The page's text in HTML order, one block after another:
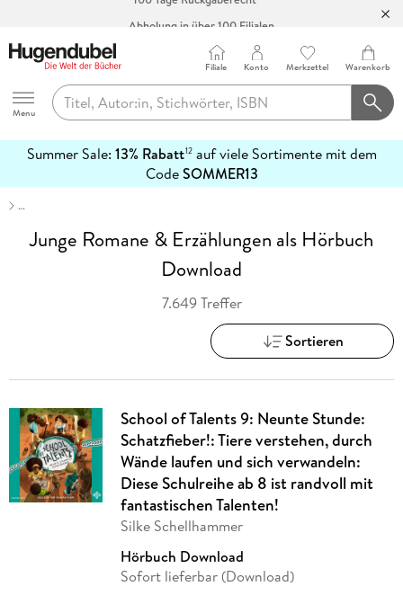
Hugendubel
Menu
Filiale Konto Merkzettel Warenkorb
Summer Sale: 13% Rabatt12auf viele Sortimente mit dem
CodeSOMMER13
erfahren
…
Junge Romane & Erzählungen als Hörbuch
Download
7.649 Treffer
Sortieren
School of Talents 9: Neunte Stunde:
Schatzfieber!: Tiere verstehen, durch
Wände laufen und sich verwandeln:
Diese Schulreihe ab 8 ist randvoll mit
fantastischen Talenten!
Silke Schellhammer
Hörbuch Download
Sofort lieferbar (Download)